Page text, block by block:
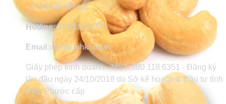
- tỉnh Bình Phước
Hotline: 0376.610.785
Email:info@anhkhoi.vn
Giấy phép kinh doanh - MST: 380 118 6351 - Đăng ký
lần đầu ngày 24/10/2018 do Sở kế hoạch & Đầu tư tỉnh
Bình Phước cấp